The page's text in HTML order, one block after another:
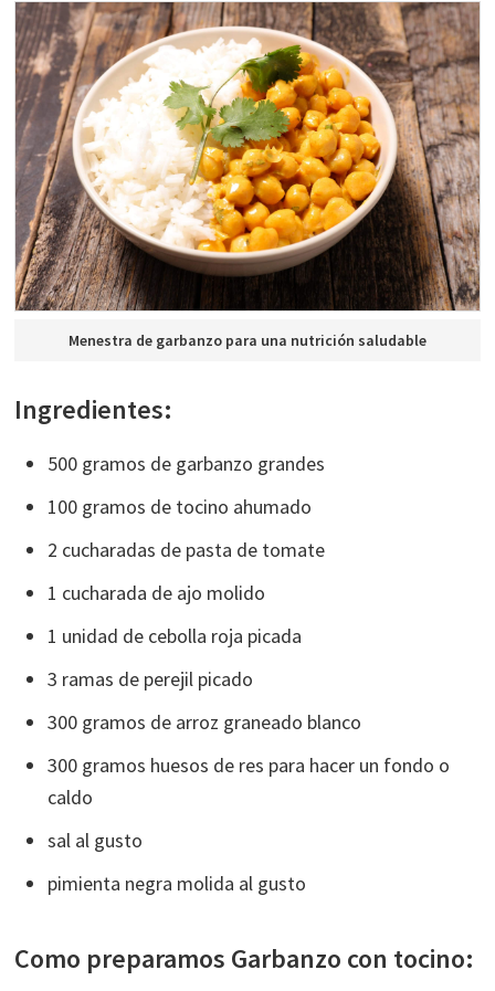
Menestra de garbanzo para una nutrición saludable
Ingredientes:
500 gramos de garbanzo grandes
100 gramos de tocino ahumado
2 cucharadas de pasta de tomate
1 cucharada de ajo molido
1 unidad de cebolla roja picada
3 ramas de perejil picado
300 gramos de arroz graneado blanco
300 gramos huesos de res para hacer un fondo o
caldo
sal al gusto
pimienta negra molida al gusto
Como preparamos Garbanzo con tocino: